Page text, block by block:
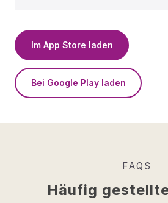
Im App Store laden
Bei Google Play laden
FAQS
Häufig